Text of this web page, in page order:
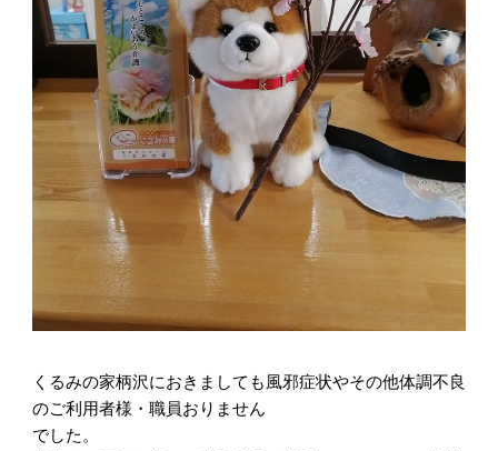
くるみの家柄沢におきましても風邪症状やその他体調不良
のご利用者様・職員おりません
でした。